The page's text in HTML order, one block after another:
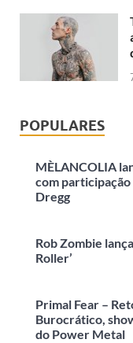
POPULARES
MÈLANCOLIA
com
Dregg
Rob Zombie
Roller’
Primal Fear –
Burocrático,
do Power Metal